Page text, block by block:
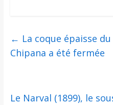
← La coque épaisse
Chipana a été fermée
Le Narval (1899), le